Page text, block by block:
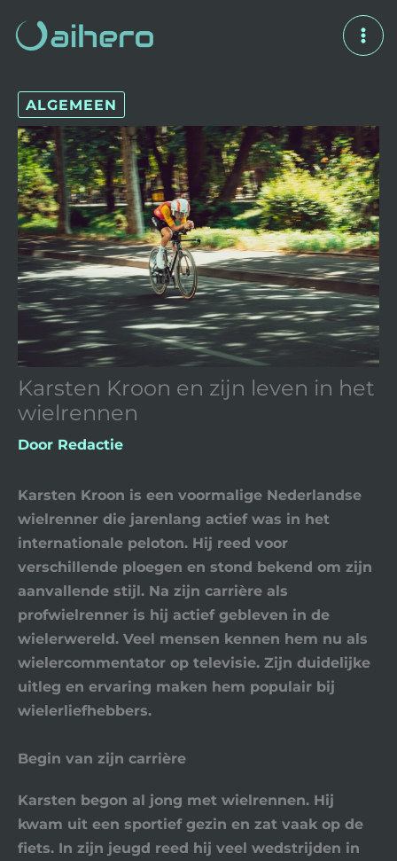
naar
ALGEMEEN
Karsten Kroon en zijn leven in het
wielrennen
Door Redactie
Karsten Kroon is een voormalige Nederlandse
wielrenner die jarenlang actief was in het
internationale peloton. Hij reed voor
verschillende ploegen en stond bekend om zijn
aanvallende stijl. Na zijn carrière als
profwielrenner is hij actief gebleven in de
wielerwereld. Veel mensen kennen hem nu als
wielercommentator op televisie. Zijn duidelijke
uitleg en ervaring maken hem populair bij
wielerliefhebbers.
Begin van zijn carrière
Karsten begon al jong met wielrennen. Hij
kwam uit een sportief gezin en zat vaak op de
fiets. In zijn jeugd reed hij veel wedstrijden in